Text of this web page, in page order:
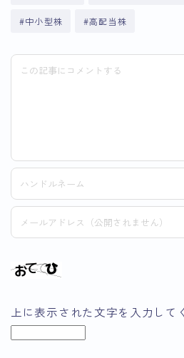
#中小型株 #高配当株
上に表示された文字を入力して